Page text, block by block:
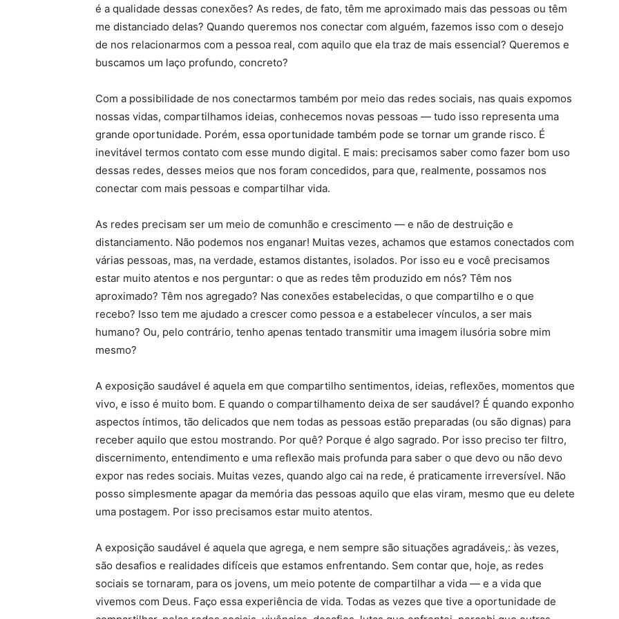
é a qualidade dessas conexões? As redes, de fato, têm me aproximado mais das pessoas ou têm
me distanciado delas? Quando queremos nos conectar com alguém, fazemos isso com o desejo
de nos relacionarmos com a pessoa real, com aquilo que ela traz de mais essencial? Queremos e
buscamos um laço profundo, concreto?
Com a possibilidade de nos conectarmos também por meio das redes sociais, nas quais expomos
nossas vidas, compartilhamos ideias, conhecemos novas pessoas — tudo isso representa uma
grande oportunidade. Porém, essa oportunidade também pode se tornar um grande risco. É
inevitável termos contato com esse mundo digital. E mais: precisamos saber como fazer bom uso
dessas redes, desses meios que nos foram concedidos, para que, realmente, possamos nos
conectar com mais pessoas e compartilhar vida.
As redes precisam ser um meio de comunhão e crescimento — e não de destruição e
distanciamento. Não podemos nos enganar! Muitas vezes, achamos que estamos conectados com
várias pessoas, mas, na verdade, estamos distantes, isolados. Por isso eu e você precisamos
estar muito atentos e nos perguntar: o que as redes têm produzido em nós? Têm nos
aproximado? Têm nos agregado? Nas conexões estabelecidas, o que compartilho e o que
recebo? Isso tem me ajudado a crescer como pessoa e a estabelecer vínculos, a ser mais
humano? Ou, pelo contrário, tenho apenas tentado transmitir uma imagem ilusória sobre mim
mesmo?
A exposição saudável é aquela em que compartilho sentimentos, ideias, reflexões, momentos que
vivo, e isso é muito bom. E quando o compartilhamento deixa de ser saudável? É quando exponho
aspectos íntimos, tão delicados que nem todas as pessoas estão preparadas (ou são dignas) para
receber aquilo que estou mostrando. Por quê? Porque é algo sagrado. Por isso preciso ter filtro,
discernimento, entendimento e uma reflexão mais profunda para saber o que devo ou não devo
expor nas redes sociais. Muitas vezes, quando algo cai na rede, é praticamente irreversível. Não
posso simplesmente apagar da memória das pessoas aquilo que elas viram, mesmo que eu delete
uma postagem. Por isso precisamos estar muito atentos.
A exposição saudável é aquela que agrega, e nem sempre são situações agradáveis,: às vezes,
são desafios e realidades difíceis que estamos enfrentando. Sem contar que, hoje, as redes
sociais se tornaram, para os jovens, um meio potente de compartilhar a vida — e a vida que
vivemos com Deus. Faço essa experiência de vida. Todas as vezes que tive a oportunidade de